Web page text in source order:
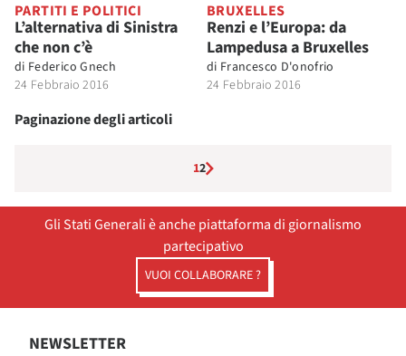
PARTITI E POLITICI
L’alternativa di Sinistra
che non c’è
di Federico Gnech
24 Febbraio 2016
BRUXELLES
Renzi e l’Europa: da
Lampedusa a Bruxelles
di Francesco D'onofrio
24 Febbraio 2016
Paginazione degli articoli
12
Gli Stati Generali è anche piattaforma di giornalismo
partecipativo
VUOI COLLABORARE ?
NEWSLETTER